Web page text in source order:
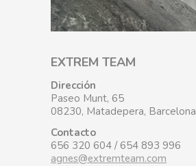
EXTREM TEAM
Dirección
Paseo Munt, 65
08230, Matadepera, Barcelona
Contacto
656 320 604 / 654 893 996
agnes@extremteam.com